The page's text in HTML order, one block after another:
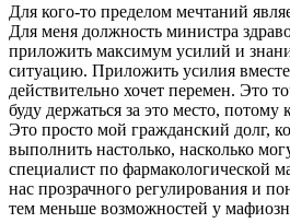
Для кого-то пределом мечтаний
Для меня должность министра
приложить максимум усилий и
ситуацию. Приложить усилия
действительно хочет перемен. Это
буду держаться за это место, потому
Это просто мой гражданский долг,
выполнить настолько, насколько
специалист по фармакологической
нас прозрачного регулирования и
тем меньше возможностей у